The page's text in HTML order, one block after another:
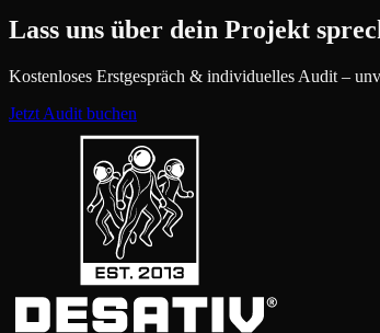
Lass uns über dein Projekt
Kostenloses Erstgespräch & individuelles Audit –
Jetzt Audit buchen